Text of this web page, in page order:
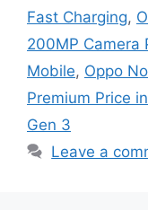
Fast Charging,
200MP Camera
Mobile, Oppo
Premium Price
Gen 3
Leave a